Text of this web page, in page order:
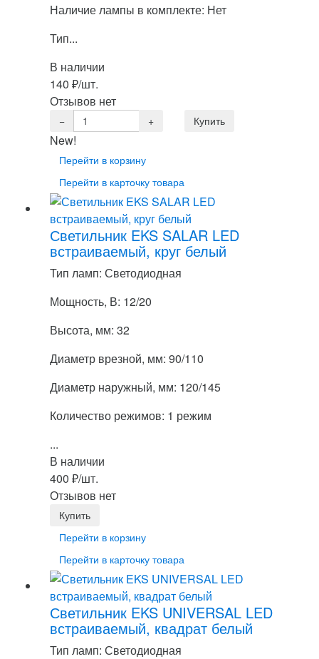
Наличие лампы в комплекте: Нет
Тип...
В наличии
140 ₽/шт.
Отзывов нет
New!
Перейти в корзину
Перейти в карточку товара
Светильник EKS SALAR LED
встраиваемый, круг белый
Тип ламп: Светодиодная
Мощность, В: 12/20
Высота, мм: 32
Диаметр врезной, мм: 90/110
Диаметр наружный, мм: 120/145
Количество режимов: 1 режим
...
В наличии
400 ₽/шт.
Отзывов нет
Перейти в корзину
Перейти в карточку товара
Светильник EKS UNIVERSAL LED
встраиваемый, квадрат белый
Тип ламп: Светодиодная